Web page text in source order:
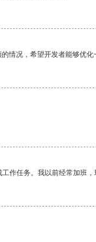
情况，希望开发者能够优化
作任务。我以前经常加班